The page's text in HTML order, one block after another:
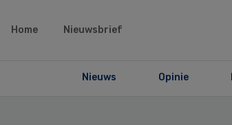
Home Nieuwsbrief
Nieuws Opinie